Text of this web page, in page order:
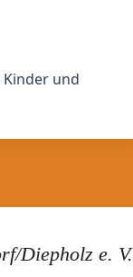
und
Diepholz e. V.